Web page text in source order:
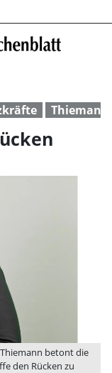
Thiemann
betont die
den Rücken zu